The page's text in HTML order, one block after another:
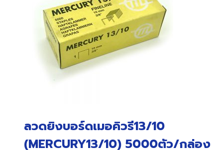
ลวดยิงบอร์ดเมอคิวรี13/10
(MERCURY13/10) 5000ตัว/กล่อง